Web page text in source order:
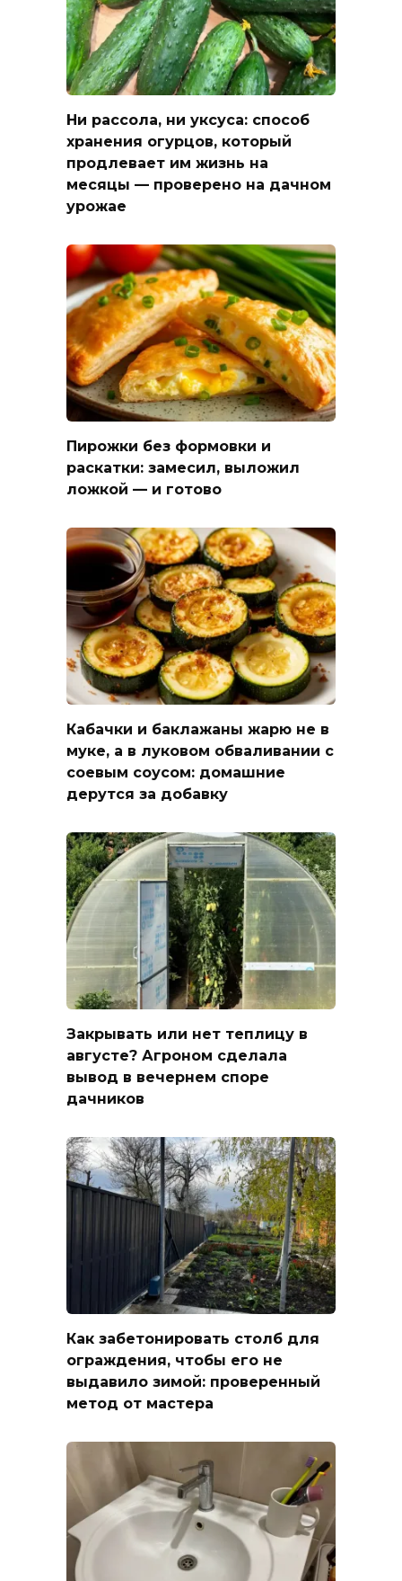
Ни рассола, ни уксуса: способ
хранения огурцов, который
продлевает им жизнь на
месяцы — проверено на дачном
урожае
Пирожки без формовки и
раскатки: замесил, выложил
ложкой — и готово
Кабачки и баклажаны жарю не в
муке, а в луковом обваливании с
соевым соусом: домашние
дерутся за добавку
Закрывать или нет теплицу в
августе? Агроном сделала
вывод в вечернем споре
дачников
Как забетонировать столб для
ограждения, чтобы его не
выдавило зимой: проверенный
метод от мастера